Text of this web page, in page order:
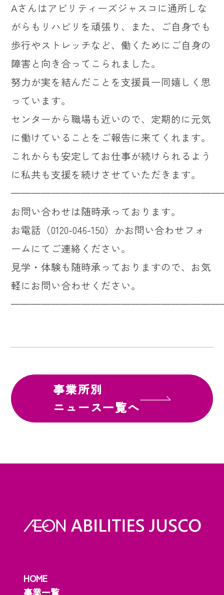
Aさんはアビリティーズジャスコに通所しな
がらもリハビリを頑張り、また、ご自身でも
歩行やストレッチなど、働くためにご自身の
障害と向き合ってこられました。
努力が実を結んだことを支援員一同嬉しく思
っています。
センターから職場も近いので、定期的に元気
に働けていることをご報告に来てくれます。
これからも安定してお仕事が続けられるよう
に私共も支援を続けさせていただきます。
お問い合わせは随時承っております。
お電話（0120-046-150）かお問い合わせフォ
ームにてご連絡ください。
見学・体験も随時承っておりますので、お気
軽にお問い合わせください。
事業所別
ニュース一覧へ
HOME
事業一覧